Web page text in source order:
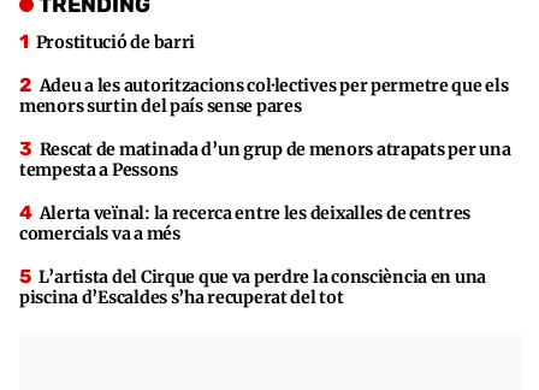
Prostitució de barri
Adeu a les autoritzacions col·lectives per permetre que els
menors surtin del país sense pares
Rescat de matinada d’un grup de menors atrapats per una
tempesta a Pessons
Alerta veïnal: la recerca entre les deixalles de centres
comercials va a més
L’artista del Cirque que va perdre la consciència en una
piscina d’Escaldes s’ha recuperat del tot